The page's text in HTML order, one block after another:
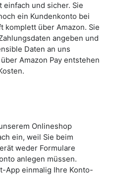
einfach und sicher. Sie
ein Kundenkonto bei
komplett über Amazon. Sie
angeben und
Daten an uns
Amazon Pay entstehen
Onlineshop
ein, weil Sie beim
weder Formulare
anlegen müssen.
App einmalig Ihre Konto-